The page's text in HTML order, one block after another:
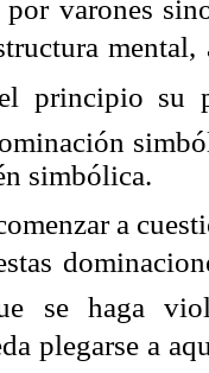
varones
mental,
principio su
simbólica.
a
se haga
plegarse a